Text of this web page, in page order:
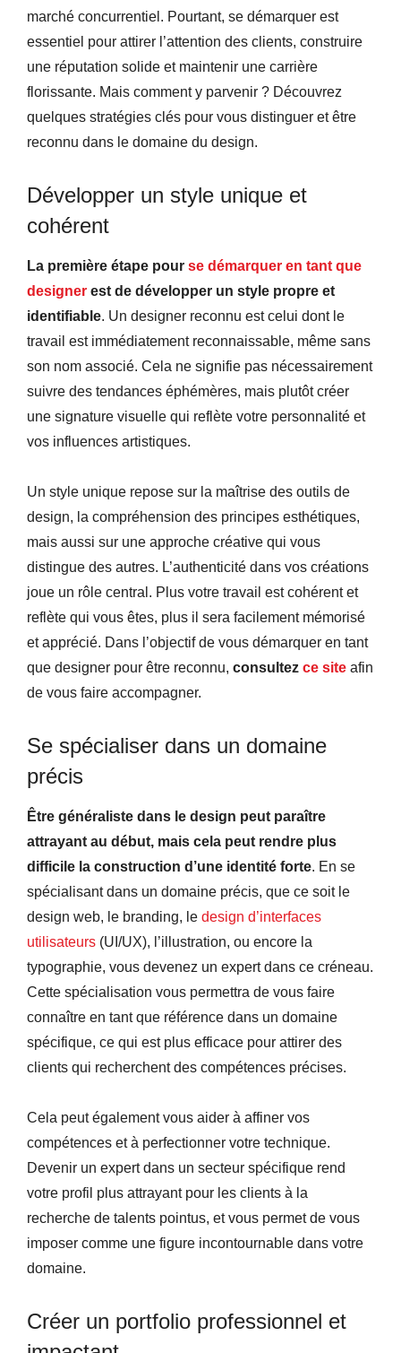
marché concurrentiel. Pourtant, se démarquer est
essentiel pour attirer l’attention des clients, construire
une réputation solide et maintenir une carrière
florissante. Mais comment y parvenir ? Découvrez
quelques stratégies clés pour vous distinguer et être
reconnu dans le domaine du design.
Développer un style unique et
cohérent
La première étape pour se démarquer en tant que
designer est de développer un style propre et
identifiable. Un designer reconnu est celui dont le
travail est immédiatement reconnaissable, même sans
son nom associé. Cela ne signifie pas nécessairement
suivre des tendances éphémères, mais plutôt créer
une signature visuelle qui reflète votre personnalité et
vos influences artistiques.
Un style unique repose sur la maîtrise des outils de
design, la compréhension des principes esthétiques,
mais aussi sur une approche créative qui vous
distingue des autres. L’authenticité dans vos créations
joue un rôle central. Plus votre travail est cohérent et
reflète qui vous êtes, plus il sera facilement mémorisé
et apprécié. Dans l’objectif de vous démarquer en tant
que designer pour être reconnu, consultez ce site afin
de vous faire accompagner.
Se spécialiser dans un domaine
précis
Être généraliste dans le design peut paraître
attrayant au début, mais cela peut rendre plus
difficile la construction d’une identité forte. En se
spécialisant dans un domaine précis, que ce soit le
design web, le branding, le design d’interfaces
utilisateurs (UI/UX), l’illustration, ou encore la
typographie, vous devenez un expert dans ce créneau.
Cette spécialisation vous permettra de vous faire
connaître en tant que référence dans un domaine
spécifique, ce qui est plus efficace pour attirer des
clients qui recherchent des compétences précises.
Cela peut également vous aider à affiner vos
compétences et à perfectionner votre technique.
Devenir un expert dans un secteur spécifique rend
votre profil plus attrayant pour les clients à la
recherche de talents pointus, et vous permet de vous
imposer comme une figure incontournable dans votre
domaine.
Créer un portfolio professionnel et